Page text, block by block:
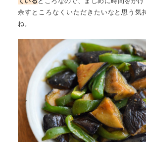
余すところなくいただきたいなと思う気
ね。